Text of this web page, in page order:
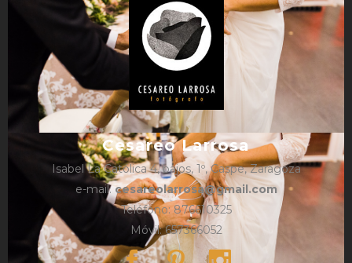
Cesareo Larrosa
Isabel La Católica 4, bajos, 1º, Caspe, Zaragoza
e-mail: cesareolarrosa@gmail.com
Teléfono: 876610325
Móvil: 657366052